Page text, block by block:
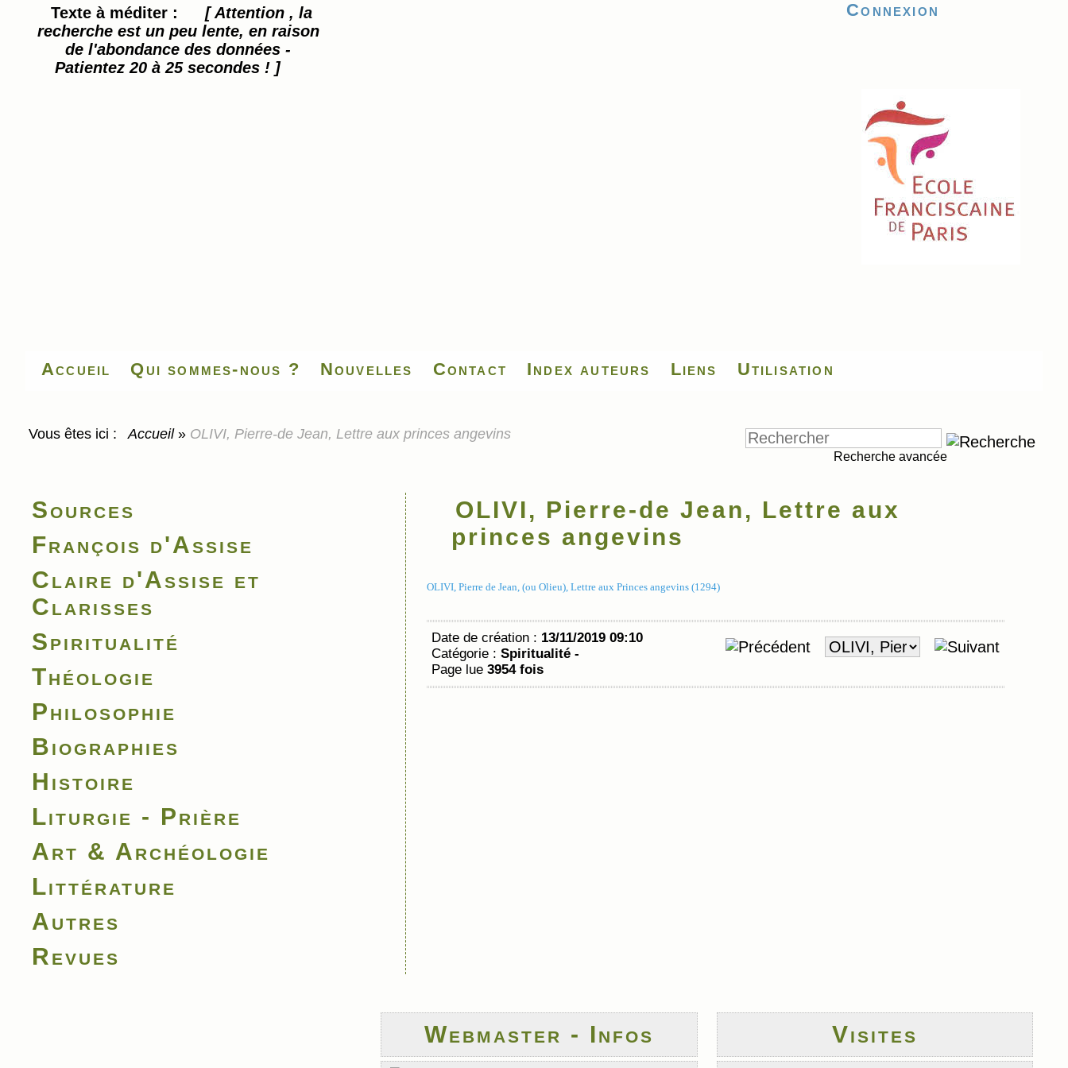
Texte à méditer :
[ Attention , la
recherche est un peu lente, en raison
de l'abondance des données -
Patientez 20 à 25 secondes ! ]
Accueil
Connexion
Qui sommes-nous ? Nouvelles Contact Index auteurs Liens Utilisation
Vous êtes ici : Accueil » OLIVI, Pierre-de Jean, Lettre aux princes angevins
Recherche avancée
Sources
François d'Assise
Claire d'Assise et
Clarisses
Spiritualité
Théologie
Philosophie
Biographies
Histoire
Liturgie - Prière
Art & Archéologie
Littérature
Autres
Revues
OLIVI, Pierre-de Jean, Lettre aux
princes angevins
OLIVI, Pierre de Jean, (ou Olieu), Lettre aux Princes angevins (1294)
Date de création : 13/11/2019 09:10
Catégorie : Spiritualité -
Page lue 3954 fois
Webmaster - Infos Visites